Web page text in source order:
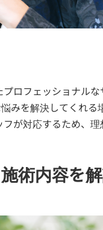
ロフェッショナル
みを解決してくれる
が対応するため、
術内容を